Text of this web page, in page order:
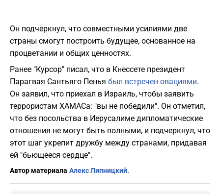
Он подчеркнул, что совместными усилиями две
страны смогут построить будущее, основанное на
процветании и общих ценностях.
Ранее "Курсор" писал, что в Кнессете президент
Парагвая Сантьяго Пенья был встречен овациями.
Он заявил, что приехал в Израиль, чтобы заявить
террористам ХАМАСа: "вы не победили". Он отметил,
что без посольства в Иерусалиме дипломатические
отношения не могут быть полными, и подчеркнул, что
этот шаг укрепит дружбу между странами, придавая
ей "бьющееся сердце".
Автор материала Алекс Липницкий.